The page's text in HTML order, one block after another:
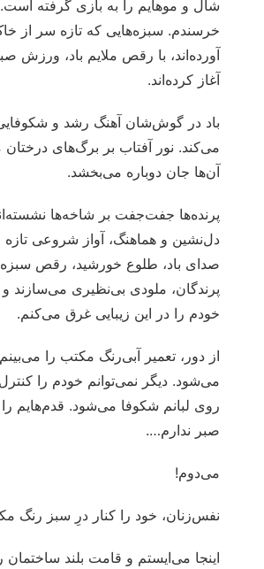
شال و موهایم را به بازی گرفته است.
خرسندم. سبزه‌هایی که تازه سر از
آورده‌اند، با رقص ملایم باد، ورزش
آغاز کرده‌اند.
باد در گوش‌شان آهنگ رشد و
می‌کند. نور آفتاب بر برگ‌های درختان
آن‌ها جان دوباره می‌بخشد.
پرنده‌ها جفت‌جفت بر شاخه‌ها
دل‌نشین و هماهنگ، آواز شروعی تازه
صدای باد، طلوع خورشید، رقص
پرندگان، ملودی بی‌نظیری می‌سازند
خودم را در این زیبایی غرق می‌کنم.
از دور، تعمیر آبی‌رنگ مکتب را
می‌شود. دیگر نمی‌توانم خودم را
روی لبانم شکوفا می‌شود. قدم‌هایم را
صبر ندارم….
می‌دوم!
نفس‌زنان، خود را کنار درِ سبز رنگ
اینجا می‌ایستم و قامت بلند ساختمان